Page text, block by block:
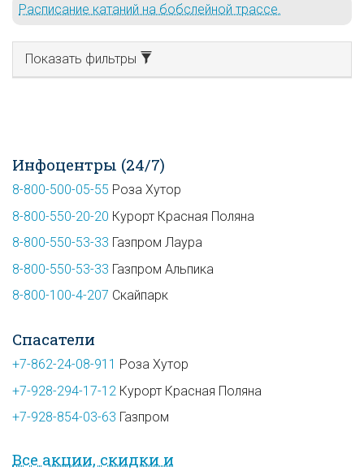
Расписание катаний на бобслейной трассе.
Показать фильтры
Инфоцентры (24/7)
8-800-500-05-55 Роза Хутор
8-800-550-20-20 Курорт Красная Поляна
8-800-550-53-33 Газпром Лаура
8-800-550-53-33 Газпром Альпика
8-800-100-4-207 Скайпарк
Спасатели
+7-862-24-08-911 Роза Хутор
+7-928-294-17-12 Курорт Красная Поляна
+7-928-854-03-63 Газпром
Все акции, скидки и